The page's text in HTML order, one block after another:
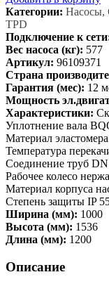
Категории: Насосы,
TPD
Подключение к
Вес насоса (кг): 577
Артикул: 96109371
Страна
Гарантия (мес): 12
Мощность
Характеристики:
Уплотнение вала
Материал
Температура
Соединение труб
Рабочее колесо
Материал корпуса
Степень защиты IP
Ширина (мм): 1000
Высота (мм): 1536
Длина (мм): 1200
Описание